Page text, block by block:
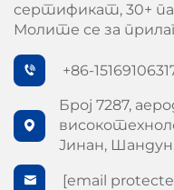
сертификат, 30+
Молите се за
+86-
Број 7287,
Јинан,
[email